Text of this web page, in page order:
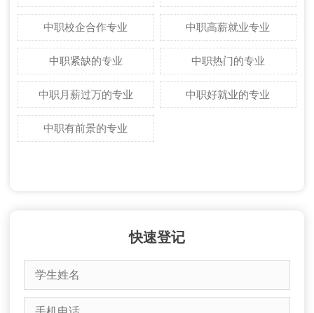
中职校企合作专业 中职高薪就业专业
中职紧缺的专业 中职热门的专业
中职月薪过万的专业 中职好就业的专业
中职有前景的专业
快速登记